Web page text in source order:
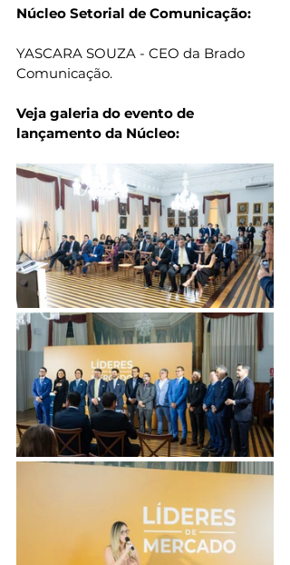
Núcleo Setorial de Comunicação:
YASCARA SOUZA - CEO da Brado
Comunicação.
Veja galeria do evento de
lançamento da Núcleo: